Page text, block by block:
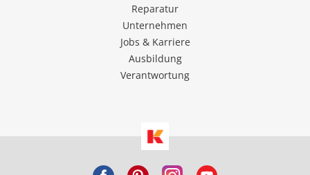
Reparatur
Unternehmen
Jobs & Karriere
Ausbildung
Verantwortung